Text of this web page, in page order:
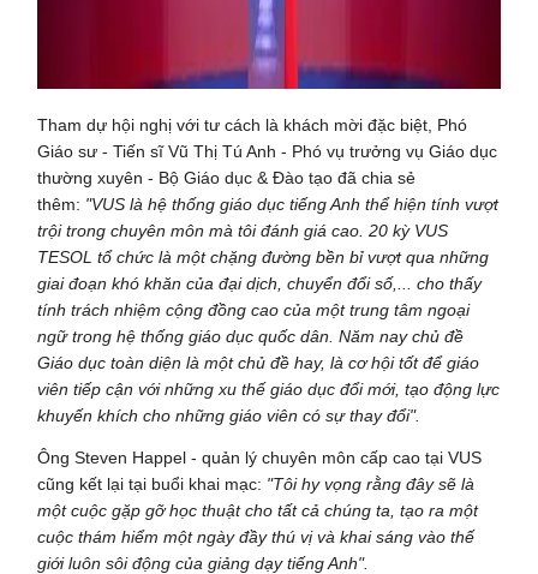
Tham dự hội nghị với tư cách là khách mời đặc biệt, Phó
Giáo sư - Tiến sĩ Vũ Thị Tú Anh - Phó vụ trưởng vụ Giáo dục
thường xuyên - Bộ Giáo dục & Đào tạo đã chia sẻ
thêm: "VUS là hệ thống giáo dục tiếng Anh thể hiện tính vượt
trội trong chuyên môn mà tôi đánh giá cao. 20 kỳ VUS
TESOL tổ chức là một chặng đường bền bỉ vượt qua những
giai đoạn khó khăn của đại dịch, chuyển đổi số,... cho thấy
tính trách nhiệm cộng đồng cao của một trung tâm ngoại
ngữ trong hệ thống giáo dục quốc dân. Năm nay chủ đề
Giáo dục toàn diện là một chủ đề hay, là cơ hội tốt để giáo
viên tiếp cận với những xu thế giáo dục đổi mới, tạo động lực
khuyến khích cho những giáo viên có sự thay đổi".
Ông Steven Happel - quản lý chuyên môn cấp cao tại VUS
cũng kết lại tại buổi khai mạc: "Tôi hy vọng rằng đây sẽ là
một cuộc gặp gỡ học thuật cho tất cả chúng ta, tạo ra một
cuộc thám hiểm một ngày đầy thú vị và khai sáng vào thế
giới luôn sôi động của giảng dạy tiếng Anh".